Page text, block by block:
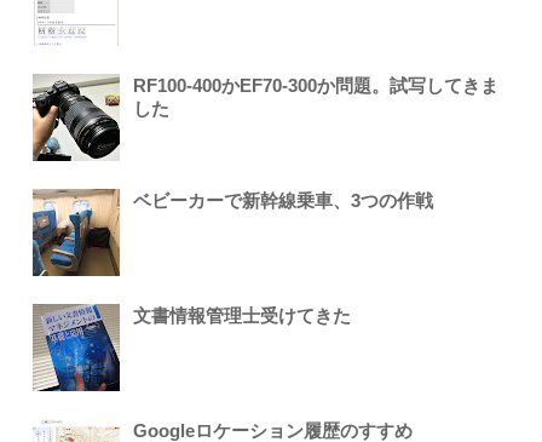
RF100-400かEF70-300か問題。試写してきま
した
ベビーカーで新幹線乗車、3つの作戦
文書情報管理士受けてきた
Googleロケーション履歴のすすめ